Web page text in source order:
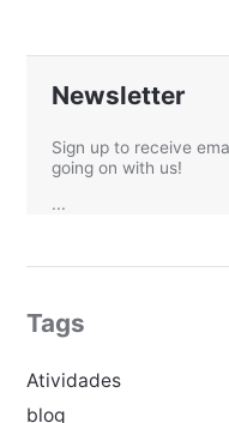
Newsletter
Sign up to receive
going on with us!
...
Tags
Atividades
blog